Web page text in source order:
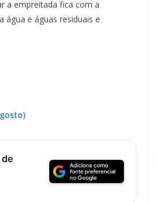
a empreitada fica com a
água e águas residuais e
da Igreja de Santa Maria?!…